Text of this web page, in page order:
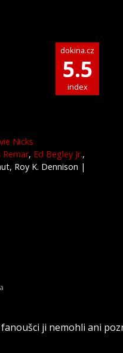
dokina.cz
5.5
index
Nicks
Remar, Ed Begley Jr.,
Roy K. Dennison |
ji nemohli ani